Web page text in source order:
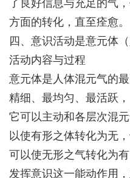
了良好信息与充足的气
方面的转化，直至痊愈。
四、意识活动是意元体
活动内容与过程
意元体是人体混元气的
精细、最均匀、最活跃，
它可以主动和各层次混
以使有形之体转化为无
可以使无形之气转化为
发挥意识这一能动作用